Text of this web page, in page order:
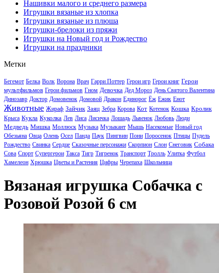
Нашивки малого и среднего размера
Игрушки вязаные из хлопка
Игрушки вязаные из плюша
Игрушки-брелоки из пряжи
Игрушки на Новый год и Рождество
Игрушки на праздники
Метки
Бегемот Белка Волк Ворона Врач Гарри Поттер Герои игр Герои книг Герои
мультфильмов Герои фильмов Гном Девочка Дед Мороз День Святого Валентина
Динозавр Доктор Домовенок Домовой Дракон Единорог Ёж Ежик Енот
Животные Жираф Зайчик Заяц Зебра Корова Кот Котенок Кошка Кролик
Крыса Кукла Куколка Лев Лиса Лисичка Лошадь Львенок Любовь Люди
Медведь Мишка Моллюск Музыка Музыкант Мышь Насекомые Новый год
Обезьяна Овца Олень Осел Панда Паук Пингвин Пони Поросенок Птицы Пудель
Рождество Свинка Сердце Сказочные персонажи Скорпион Слон Снеговик Собака
Сова Спорт Супергерои Такса Тигр Тигренок Транспорт Тролль Улитка Футбол
Хамелеон Хрюшка Цветы и Растения Цифры Черепаха Школьница
Вязаная игрушка Собачка с
Розовой Розой 6 см